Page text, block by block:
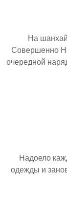
На
Совершенно
очередной
Надоело
одежды и